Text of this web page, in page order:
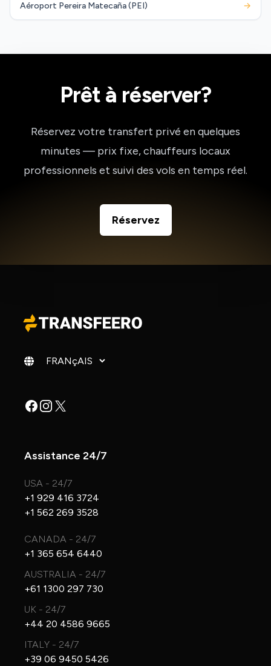
Aéroport Pereira Matecaña (PEI) →
Prêt à réserver?
Réservez votre transfert privé en quelques
minutes — prix fixe, chauffeurs locaux
professionnels et suivi des vols en temps réel.
Réservez
Changer de langue
Facebook
Instagram
X
Assistance 24/7
USA - 24/7
+1 929 416 3724
+1 562 269 3528
CANADA - 24/7
+1 365 654 6440
AUSTRALIA - 24/7
+61 1300 297 730
UK - 24/7
+44 20 4586 9665
ITALY - 24/7
+39 06 9450 5426